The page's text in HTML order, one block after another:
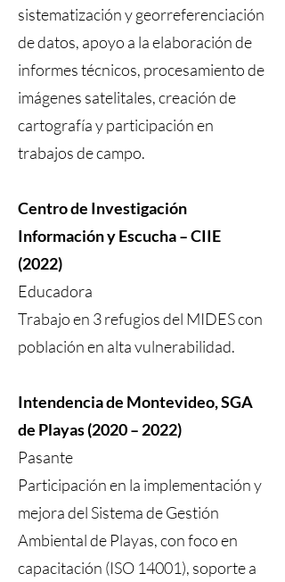
sistematización y georreferenciación
de datos, apoyo a la elaboración de
informes técnicos, procesamiento de
imágenes satelitales, creación de
cartografía y participación en
trabajos de campo.
Centro de Investigación
Información y Escucha – CIIE
(2022)
Educadora
Trabajo en 3 refugios del MIDES con
población en alta vulnerabilidad.
Intendencia de Montevideo, SGA
de Playas (2020 – 2022)
Pasante
Participación en la implementación y
mejora del Sistema de Gestión
Ambiental de Playas, con foco en
capacitación (ISO 14001), soporte a